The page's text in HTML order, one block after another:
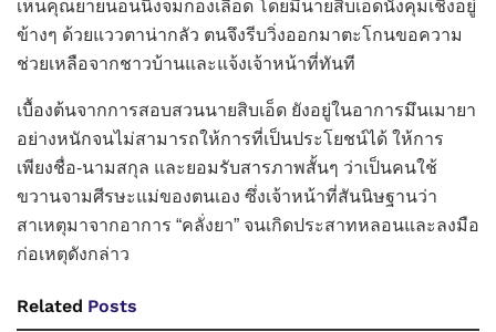
เห็นคุณยายนอนนิ่งจมกองเลือด โดยมีนายสิบเอ็ดนั่งคุมเชิงอยู่
ข้างๆ ด้วยแววตาน่ากลัว ตนจึงรีบวิ่งออกมาตะโกนขอความ
ช่วยเหลือจากชาวบ้านและแจ้งเจ้าหน้าที่ทันที
เบื้องต้นจากการสอบสวนนายสิบเอ็ด ยังอยู่ในอาการมึนเมายา
อย่างหนักจนไม่สามารถให้การที่เป็นประโยชน์ได้ ให้การ
เพียงชื่อ-นามสกุล และยอมรับสารภาพสั้นๆ ว่าเป็นคนใช้
ขวานจามศีรษะแม่ของตนเอง ซึ่งเจ้าหน้าที่สันนิษฐานว่า
สาเหตุมาจากอาการ “คลั่งยา” จนเกิดประสาทหลอนและลงมือ
ก่อเหตุดังกล่าว
Related Posts